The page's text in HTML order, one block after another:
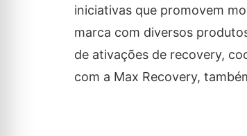
iniciativas que promovem
marca com diversos
de ativações de recovery,
com a Max Recovery,